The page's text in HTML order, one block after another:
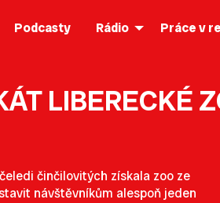
Podcasty Rádio Práce v
LIBERECKÉ
činčilovitých získala zoo ze
návštěvníkům alespoň jeden